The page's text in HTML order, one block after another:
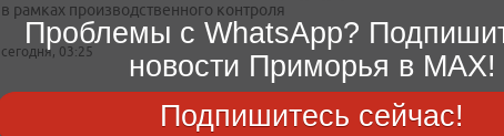
в рамках производственного контроля
сегодня, 03:25
Проблемы с WhatsApp?
новости Приморья в MAX!
Подпишитесь сейчас!